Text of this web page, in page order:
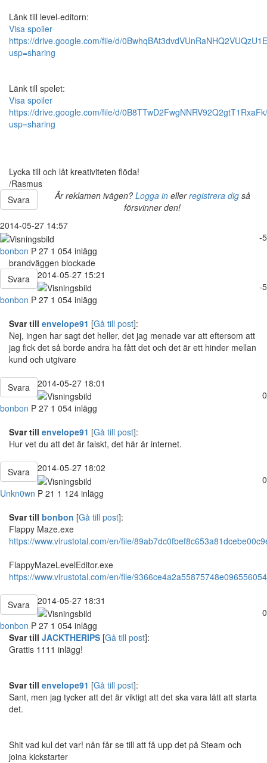
Länk till level-editorn:
Visa spoiler
https://drive.google.com/file/d/
usp=sharing
Länk till spelet:
Visa spoiler
https://drive.google.com/file/d/
usp=sharing
Lycka till och låt kreativiteten flöda!
/Rasmus
Svara
Är reklamen ivägen? Logga inellerregistrera digså
försvinner den!
2014-05-27 14:57
-5
bonbon P 27 1 054 inlägg
brandväggen blockade
Svara
2014-05-27 15:21
-5
bonbon P 27 1 054 inlägg
Svar till envelope91 [Gå till post]:
Nej, ingen har sagt det heller, det jag menade var att eftersom att
jag fick det så borde andra ha fått det och det är ett hinder mellan
kund och utgivare
Svara
2014-05-27 18:01
0
bonbon P 27 1 054 inlägg
Svar till envelope91 [Gå till post]:
Hur vet du att det är falskt, det här är internet.
Svara
2014-05-27 18:02
0
Unkn0wn P 21 1 124 inlägg
Svar till bonbon [Gå till post]:
Flappy Maze.exe
https://www.virustotal.com/en/file/
FlappyMazeLevelEditor.exe
https://www.virustotal.com/en/file/
Svara
2014-05-27 18:31
0
bonbon P 27 1 054 inlägg
Svar till JACKTHERIPS [Gå till post]:
Grattis 1111 inlägg!
Svar till envelope91 [Gå till post]:
Sant, men jag tycker att det är viktigt att det ska vara lätt att starta
det.
Shit vad kul det var! nån får se till att få upp det på Steam och
joina kickstarter